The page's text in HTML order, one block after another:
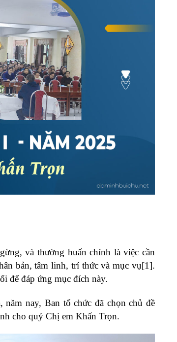
và thường huấn chính là việc cần
bản, tâm linh, trí thức và mục vụ[1].
để đáp ứng mục đích này.
nay, Ban tổ chức đã chọn chủ đề
cho quý Chị em Khấn Trọn.